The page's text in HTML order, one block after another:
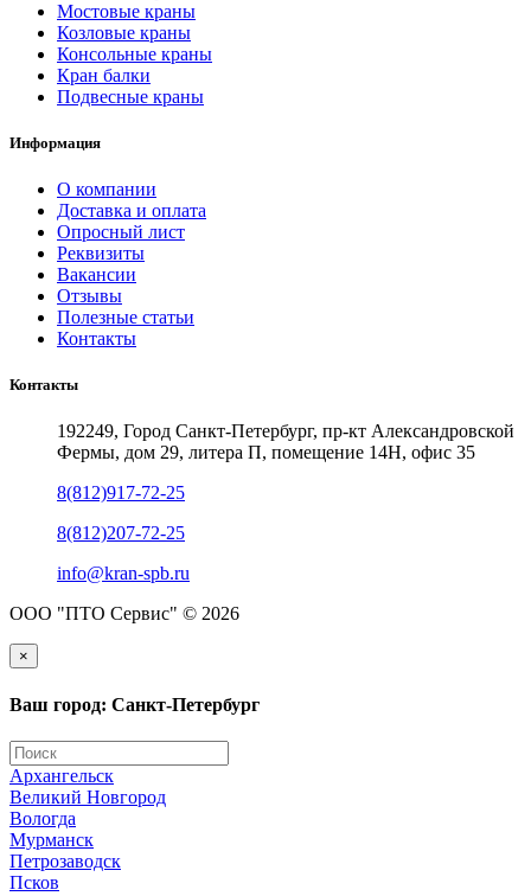
Мостовые краны
Козловые краны
Консольные краны
Кран балки
Подвесные краны
Информация
О компании
Доставка и оплата
Опросный лист
Реквизиты
Вакансии
Отзывы
Полезные статьи
Контакты
Контакты
192249, Город Санкт-Петербург, пр-кт Александровской
Фермы, дом 29, литера П, помещение 14Н, офис 35
8(812)917-72-25
8(812)207-72-25
info@kran-spb.ru
ООО "ПТО Сервис" © 2026
×
Ваш город: Санкт-Петербург
Архангельск
Великий Новгород
Вологда
Мурманск
Петрозаводск
Псков